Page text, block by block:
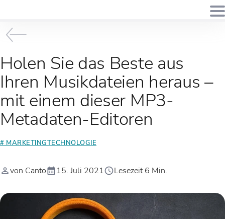
Holen Sie das Beste aus
Ihren Musikdateien heraus –
mit einem dieser MP3-
Metadaten-Editoren
# MARKETINGTECHNOLOGIE
von Canto 15. Juli 2021 Lesezeit 6 Min.